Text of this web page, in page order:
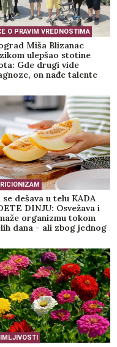
Evo šta se
je na punjaču
REALIZACIJU PLANA:
projekta u
sobu za bebu -
na svaki detalj: